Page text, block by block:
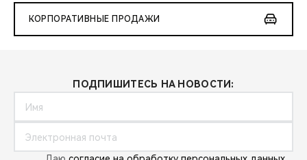
КОРПОРАТИВНЫЕ ПРОДАЖИ
ПОДПИШИТЕСЬ НА НОВОСТИ: